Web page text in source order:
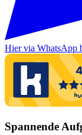
Hier via WhatsApp
Spannende